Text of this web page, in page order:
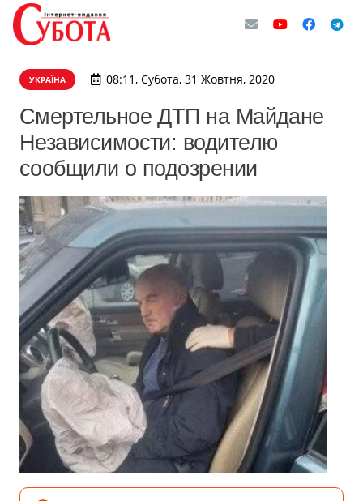
УКРАЇНА 08:11, Субота, 31 Жовтня, 2020
Смертельное ДТП на Майдане
Независимости: водителю
сообщили о подозрении